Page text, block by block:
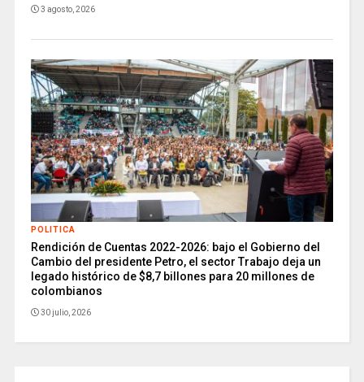
3 agosto, 2026
POLITICA
Rendición de Cuentas 2022-2026: bajo el Gobierno del
Cambio del presidente Petro, el sector Trabajo deja un
legado histórico de $8,7 billones para 20 millones de
colombianos
30 julio, 2026